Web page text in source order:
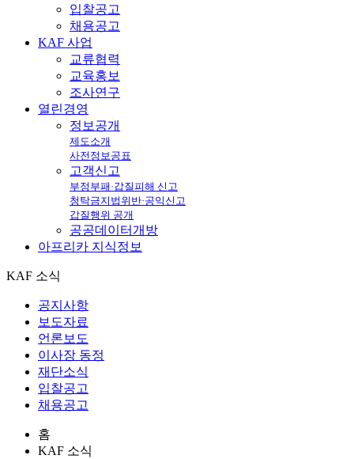
입찰공고
채용공고
KAF 사업
교류협력
교육홍보
조사연구
열린경영
정보공개
제도소개
사전정보공표
고객신고
부정부패·갑질피해 신고
청탁금지법위반·공익신고
갑질행위 공개
공공데이터개방
아프리카 지식정보
KAF 소식
공지사항
보도자료
언론보도
이사장 동정
재단소식
입찰공고
채용공고
홈
KAF 소식